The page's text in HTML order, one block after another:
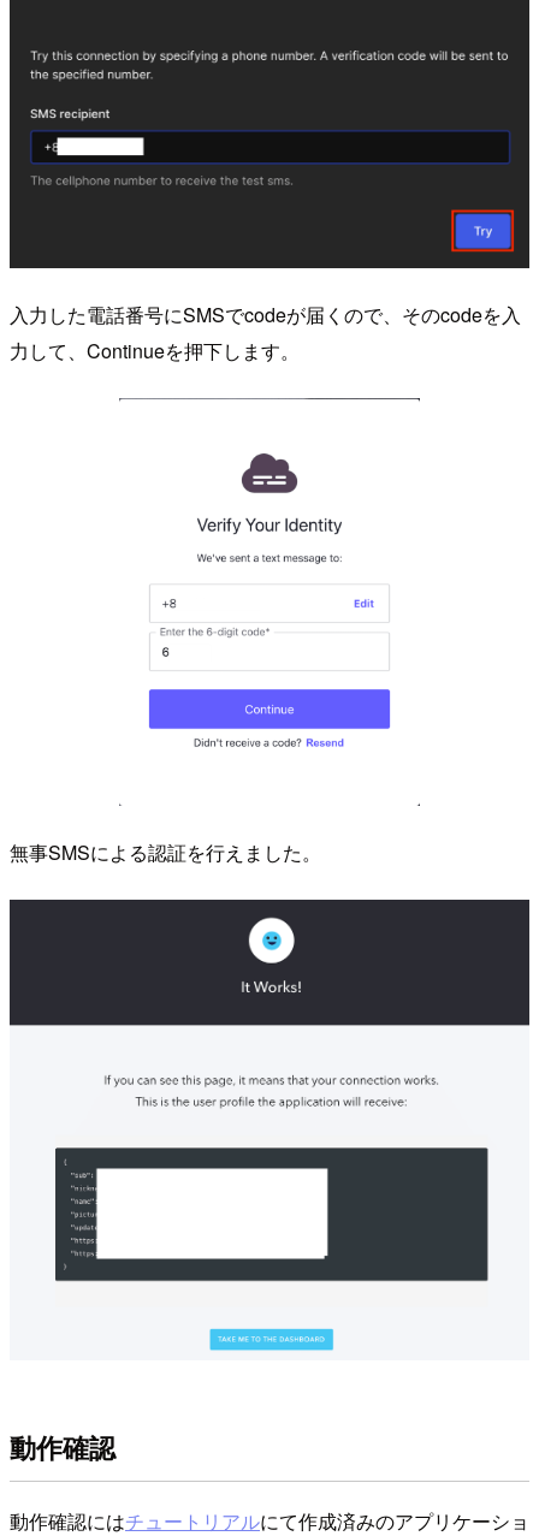
入力した電話番号にSMSでcodeが届くので、そのcodeを入
力して、Continueを押下します。
無事SMSによる認証を行えました。
動作確認
動作確認にはチュートリアルにて作成済みのアプリケーショ